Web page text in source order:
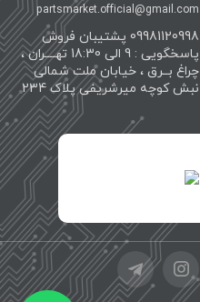
partsmarket.official@gmail.com
09981120998 پشتیبان فروش
پاسخگویی : 9 الی 18:30 تهــــران ،
چراغ بــرق ، خیابان ملت شمالی
نبش کوچه میرشریفی پلاک 234